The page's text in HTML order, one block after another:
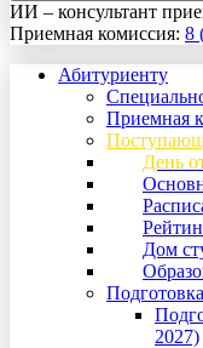
ИИ – консультант
Приемная комиссия: 8
Абитуриенту
Приемная
День
Дом
2027)